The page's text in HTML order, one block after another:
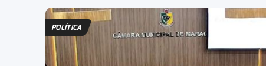
POLÍTICA